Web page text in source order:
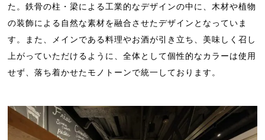
た。鉄骨の柱・梁による工業的なデザインの中に、木材や植物
の装飾による自然な素材を融合させたデザインとなっていま
す。また、メインである料理やお酒が引き立ち、美味しく召し
上がっていただけるように、全体として個性的なカラーは使用
せず、落ち着かせたモノトーンで統一しております。